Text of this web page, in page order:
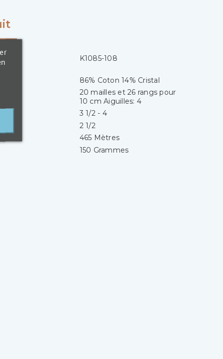
K1085-108
86% Coton 14% Cristal
20 mailles et 26 rangs pour
10 cm Aiguilles: 4
3 1/2 - 4
2 1/2
465 Mètres
150 Grammes